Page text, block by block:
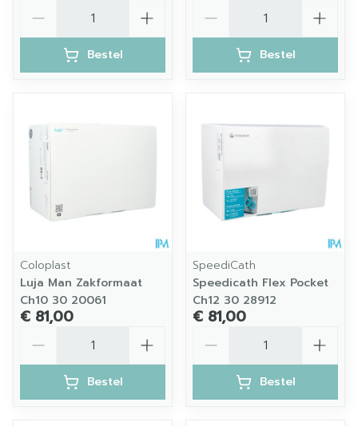
Bestel Bestel
Coloplast
Luja Man Zakformaat
Ch10 30 20061
€ 81,00
Bestel
SpeediCath
Speedicath Flex Pocket
Ch12 30 28912
€ 81,00
Bestel